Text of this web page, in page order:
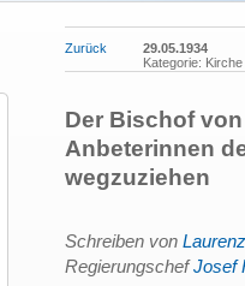
Zurück
29.05.1934
Kategorie:
Der Bischof
Anbeterinnen
wegzuziehen
Schreiben von
RegierungschefJosef